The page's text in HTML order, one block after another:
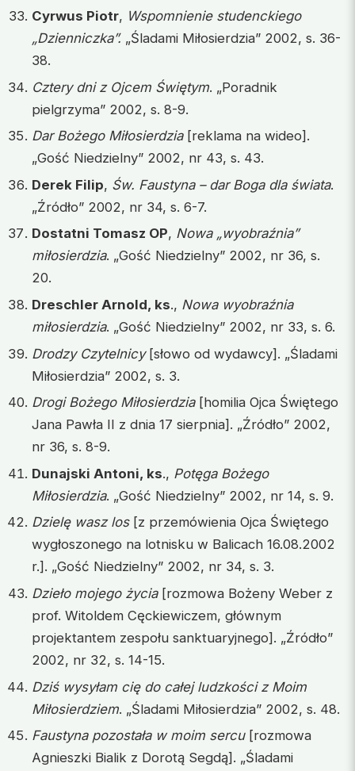
Cyrwus Piotr, Wspomnienie studenckiego
„Dzienniczka”. „Śladami Miłosierdzia” 2002, s. 36-
38.
Cztery dni z Ojcem Świętym. „Poradnik
pielgrzyma” 2002, s. 8-9.
Dar Bożego Miłosierdzia[reklama na wideo].
„Gość Niedzielny” 2002, nr 43, s. 43.
Derek Filip, Św. Faustyna – dar Boga dla świata.
„Źródło” 2002, nr 34, s. 6-7.
Dostatni Tomasz OP, Nowa „wyobraźnia”
miłosierdzia. „Gość Niedzielny” 2002, nr 36, s.
20.
Dreschler Arnold, ks., Nowa wyobraźnia
miłosierdzia. „Gość Niedzielny” 2002, nr 33, s. 6.
Drodzy Czytelnicy[słowo od wydawcy]. „Śladami
Miłosierdzia” 2002, s. 3.
Drogi Bożego Miłosierdzia[homilia Ojca Świętego
Jana Pawła II z dnia 17 sierpnia]. „Źródło” 2002,
nr 36, s. 8-9.
Dunajski Antoni, ks., Potęga Bożego
Miłosierdzia. „Gość Niedzielny” 2002, nr 14, s. 9.
Dzielę wasz los[z przemówienia Ojca Świętego
wygłoszonego na lotnisku w Balicach 16.08.2002
r.]. „Gość Niedzielny” 2002, nr 34, s. 3.
Dzieło mojego życia[rozmowa Bożeny Weber z
prof. Witoldem Cęckiewiczem, głównym
projektantem zespołu sanktuaryjnego]. „Źródło”
2002, nr 32, s. 14-15.
Dziś wysyłam cię do całej ludzkości z Moim
Miłosierdziem. „Śladami Miłosierdzia” 2002, s. 48.
Faustyna pozostała w moim sercu[rozmowa
Agnieszki Bialik z Dorotą Segdą]. „Śladami